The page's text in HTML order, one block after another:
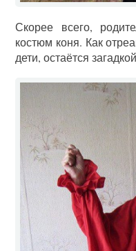
Скорее всего,
костюм коня. Как
дети, остаётся